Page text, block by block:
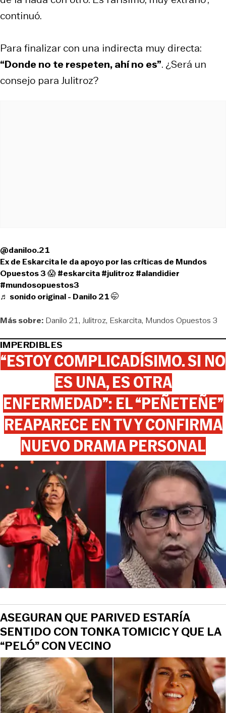
continuó.
Para finalizar con una indirecta muy directa:
“Donde no te respeten, ahí no es”. ¿Será un
consejo para Julitroz?
@daniloo.21
Ex de Eskarcita le da apoyo por las críticas de Mundos
Opuestos 3 😱#eskarcita#julitroz #alandidier
#mundosopuestos3
♬ sonido original - Danilo 21 🤭
Más sobre: Danilo 21 Julitroz Eskarcita Mundos Opuestos 3
IMPERDIBLES
“ESTOY COMPLICADÍSIMO. SI NO
ES UNA, ES OTRA
ENFERMEDAD”: EL “PEÑETEÑE”
REAPARECE EN TV Y CONFIRMA
NUEVO DRAMA PERSONAL
ASEGURAN QUE PARIVED ESTARÍA
SENTIDO CON TONKA TOMICIC Y QUE LA
“PELÓ” CON VECINO